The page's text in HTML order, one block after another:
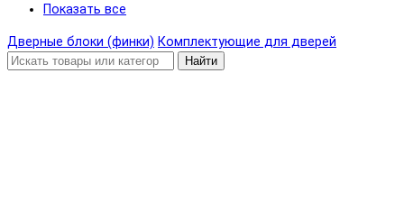
Показать все
Дверные блоки (финки) Комплектующие для дверей
Найти